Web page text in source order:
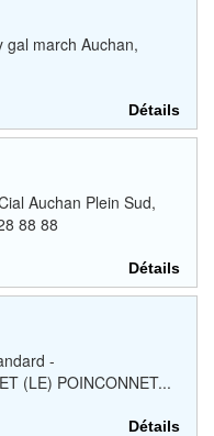
gal march Auchan,
Détails
Auchan Plein Sud,
88 88
Détails
-
(LE) POINCONNET...
Détails